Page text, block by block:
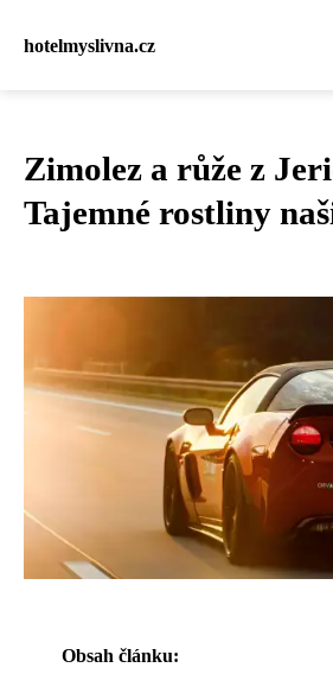
hotelmyslivna.cz
Zimolez a růže z
Tajemné rostliny
Obsah článku: